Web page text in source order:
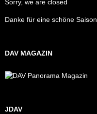
Sorry, we are closed
Danke für eine schöne Saison
DAV MAGAZIN
JDAV